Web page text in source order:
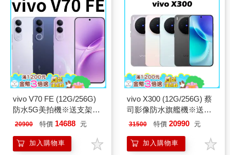
vivo V70 FE (12G/256G)
防水5G美拍機※送支架
+內附保護殼※
20900 特價 14688 元
加入購物車
vivo X300 (12G/256G) 蔡
司影像防水旗艦機※送支
架+內附保護殼※
31500 特價 20990 元
加入購物車